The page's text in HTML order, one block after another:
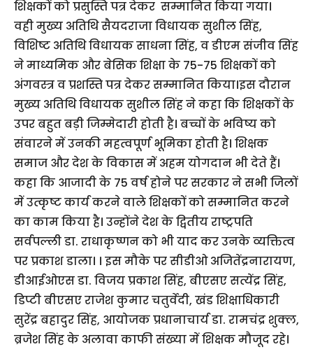
शिक्षकों को प्रसुस्ति पत्र देकर सम्मानित किया गया।
वही मुख्य अतिथि सैयदराजा विधायक सुशील सिंह,
विशिष्ट अतिथि विधायक साधना सिंह, व डीएम संजीव सिंह
ने माध्यमिक और बेसिक शिक्षा के 75-75 शिक्षकों को
अंगवस्त्र व प्रशस्ति पत्र देकर सम्मानित किया।इस दौरान
मुख्य अतिथि विधायक सुशील सिंह ने कहा कि शिक्षकों के
उपर बहुत बड़ी जिम्मेदारी होती है। बच्चों के भविष्य को
संवारने में उनकी महत्वपूर्ण भूमिका होती है। शिक्षक
समाज और देश के विकास में अहम योगदान भी देते हैं।
कहा कि आजादी के 75 वर्ष होने पर सरकार ने सभी जिलों
में उत्कृष्ट कार्य करने वाले शिक्षकों को सम्मानित करने
का काम किया है। उन्होंने देश के द्वितीय राष्ट्रपति
सर्वपल्ली डा. राधाकृष्णन को भी याद कर उनके व्यक्तित्व
पर प्रकाश डाला। । इस मौके पर सीडीओ अजितेंद्रनारायण,
डीआईओएस डा. विजय प्रकाश सिंह, बीएसए सत्येंद्र सिंह,
डिप्टी बीएसए राजेश कुमार चतुर्वेदी, खंड शिक्षाधिकारी
सुरेंद्र बहादुर सिंह, आयोजक प्रधानाचार्य डा. रामचंद्र शुक्ल,
ब्रजेश सिंह के अलावा काफी संख्या में शिक्षक मौजूद रहे।